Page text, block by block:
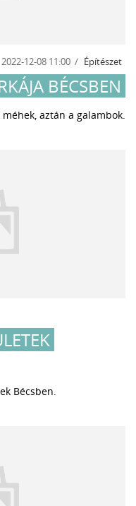
2022-12-08 11:00 Építészet
BÉCSBEN
méhek, aztán a galambok.
Bécsben.